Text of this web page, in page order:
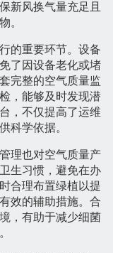
新风换气量充足且
。
的重要环节。设备
了因设备老化或堵
完整的空气质量监
，能够及时发现潜
，不仅提高了运维
科学依据。
理也对空气质量产
生习惯，避免在办
合理布置绿植以提
效的辅助措施。合
，有助于减少细菌